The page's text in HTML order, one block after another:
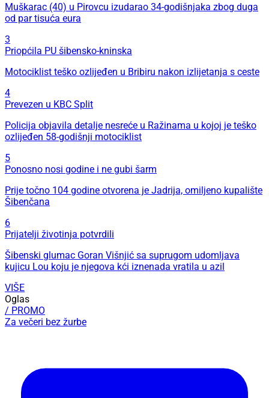
Muškarac (40) u Pirovcu izudarao 34-godišnjaka zbog duga
od par tisuća eura
3
Priopćila PU šibensko-kninska
Motociklist teško ozlijeđen u Bribiru nakon izlijetanja s ceste
4
Prevezen u KBC Split
Policija objavila detalje nesreće u Ražinama u kojoj je teško
ozlijeđen 58-godišnji motociklist
5
Ponosno nosi godine i ne gubi šarm
Prije točno 104 godine otvorena je Jadrija, omiljeno kupalište
Šibenčana
6
Prijatelji životinja potvrdili
Šibenski glumac Goran Višnjić sa suprugom udomljava
kujicu Lou koju je njegova kći iznenada vratila u azil
VIŠE
Oglas
/ PROMO
Za večeri bez žurbe